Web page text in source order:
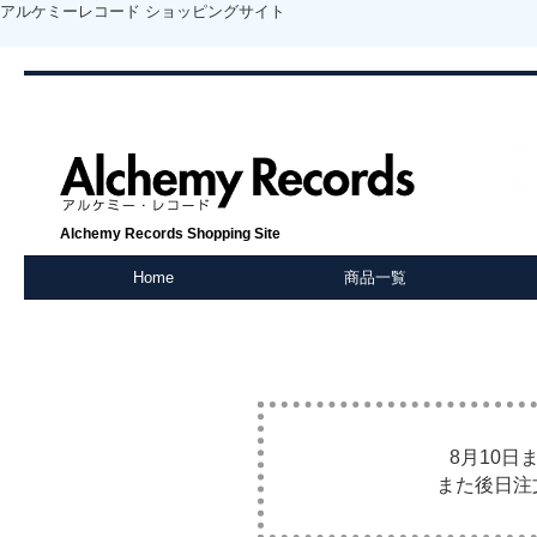
アルケミーレコード ショッピングサイト
Alchemy Records Shopping Site
Home 商品一覧
8月10日
また後日